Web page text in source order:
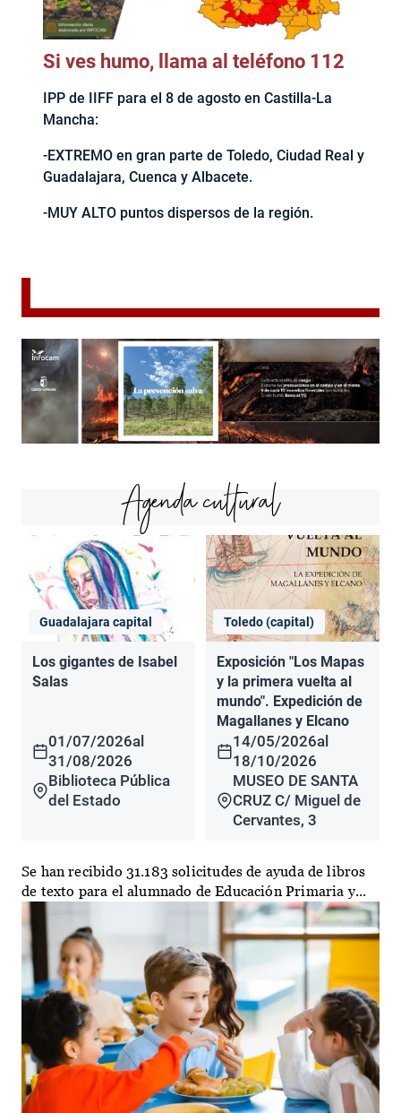
Si ves humo, llama al teléfono 112
IPP de IIFF para el 8 de agosto en Castilla-La
Mancha:
-EXTREMO en gran parte de Toledo, Ciudad Real y
Guadalajara, Cuenca y Albacete.
-MUY ALTO puntos dispersos de la región.
Agenda cultural
Guadalajara capital
Los gigantes de Isabel
Salas
01/07/2026al
31/08/2026
Biblioteca Pública
del Estado
Toledo (capital)
Exposición "Los Mapas
y la primera vuelta al
mundo". Expedición de
Magallanes y Elcano
14/05/2026al
18/10/2026
MUSEO DE SANTA
CRUZ C/ Miguel de
Cervantes, 3
Se han recibido 31.183 solicitudes de ayuda de libros
de texto para el alumnado de Educación Primaria y...